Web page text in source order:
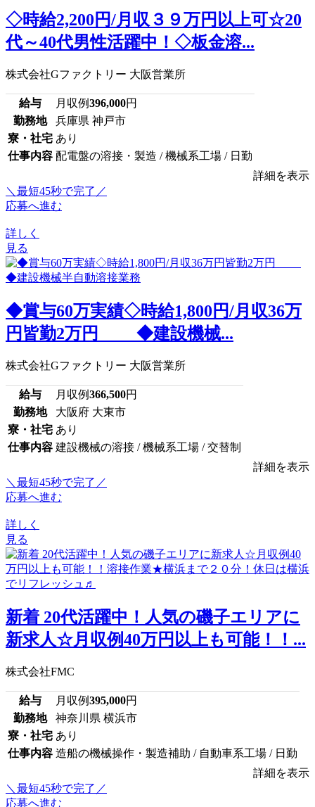
◇時給2,200円/月収３９万円以上可☆20
代～40代男性活躍中！◇板金溶...
株式会社Gファクトリー 大阪営業所
給与 月収例396,000円
勤務地
兵庫県 神戸市
寮・社宅 あり
仕事内容 配電盤の溶接・製造 / 機械系工場 / 日勤
詳細を表示
＼最短45秒で完了／
応募へ進む
詳しく
見る
◆賞与60万実績◇時給1,800円/月収36万
円皆勤2万円 ◆建設機械...
株式会社Gファクトリー 大阪営業所
給与 月収例366,500円
勤務地
大阪府 大東市
寮・社宅 あり
仕事内容 建設機械の溶接 / 機械系工場 / 交替制
詳細を表示
＼最短45秒で完了／
応募へ進む
詳しく
見る
新着 20代活躍中！人気の磯子エリアに
新求人☆月収例40万円以上も可能！！...
株式会社FMC
給与 月収例395,000円
勤務地
神奈川県 横浜市
寮・社宅 あり
仕事内容 造船の機械操作・製造補助 / 自動車系工場 / 日勤
詳細を表示
＼最短45秒で完了／
応募へ進む